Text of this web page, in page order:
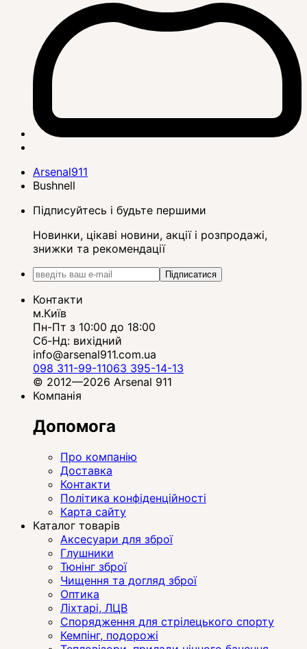
Arsenal911
Bushnell
Підписуйтесь і будьте першими
Новинки, цікаві новини, акції і розпродажі,
знижки та рекомендації
Підписатися
Контакти
м.Київ
Пн-Пт з 10:00 до 18:00
Сб-Нд: вихідний
info@arsenal911.com.ua
098 311-99-11063 395-14-13
© 2012—2026 Arsenal 911
Компанія
Допомога
Про компанію
Доставка
Контакти
Політика конфіденційності
Карта сайту
Каталог товарів
Аксесуари для зброї
Глушники
Тюнінг зброї
Чищення та догляд зброї
Оптика
Ліхтарі, ЛЦВ
Спорядження для стрілецького спорту
Кемпінг, подорожі